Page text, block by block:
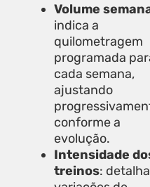
Volume
indica a
quilometragem
programada
cada semana,
ajustando
conforme a
evolução.
Intensidade
treinos: detalha